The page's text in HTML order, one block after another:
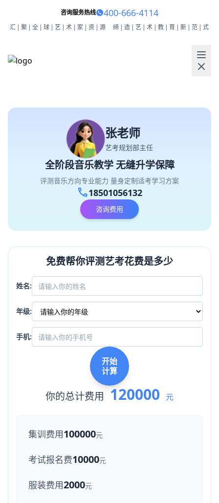
咨询服务热线 400-666-4114
汇|聚|全|球|艺|术|家|资|源 缔|造|艺|术|教|育|新|范|式
张老师
艺考规划部主任
全阶段音乐教学 无缝升学保障
评测音乐方向专业能力 量身定制适考学习方案
call18501056132
咨询费用
免费帮你评测艺考花费是多少
姓名:
年级:
手机:
开始
计算
你的总计费用 120000 元
集训费用100000元
考试报名费10000元
服装费用2000元